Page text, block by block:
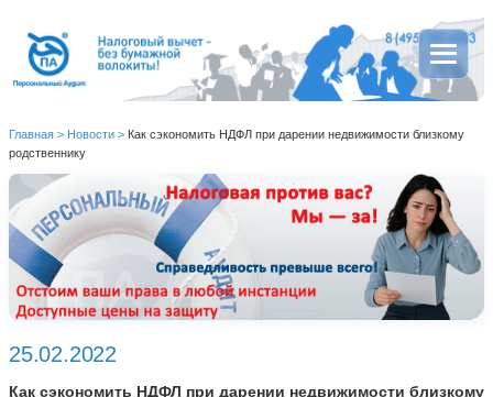
Главная > Новости > Как сэкономить НДФЛ при дарении недвижимости близкому
родственнику
25.02.2022
Как сэкономить НДФЛ при дарении недвижимости близкому